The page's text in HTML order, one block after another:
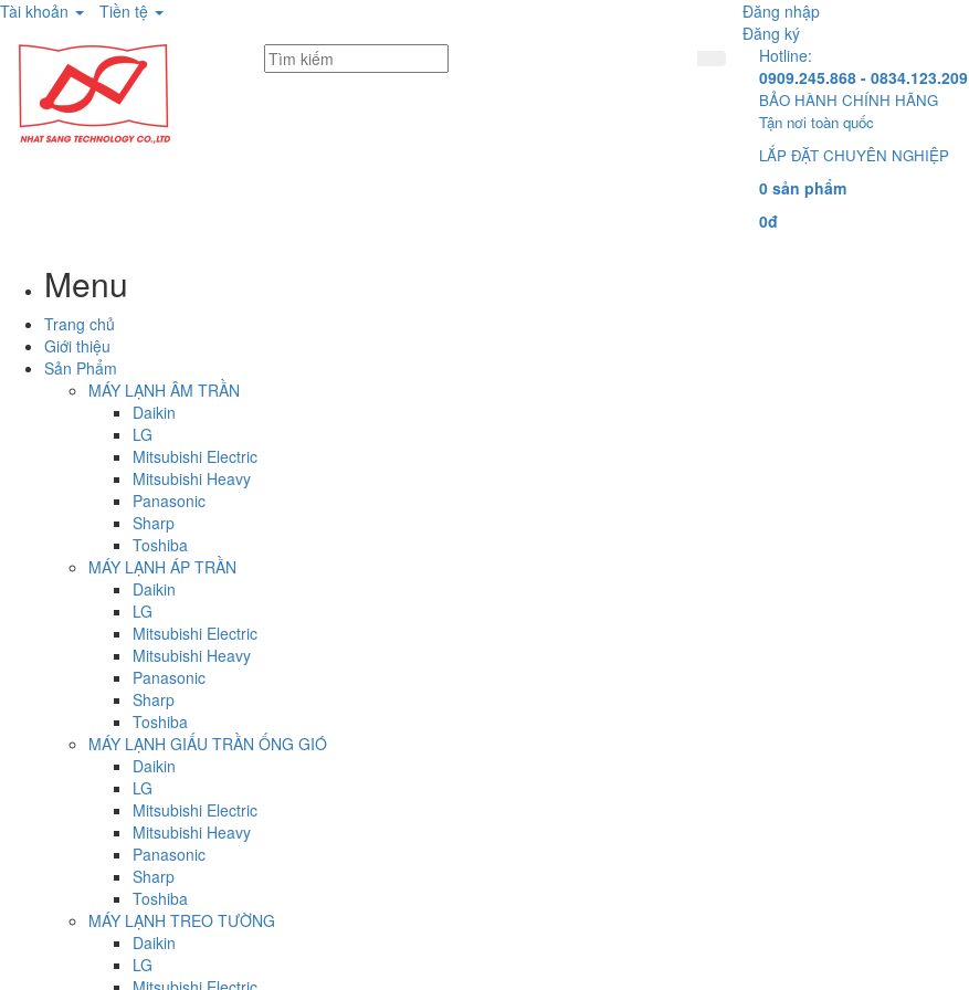
Tài khoản Tiền tệ
Đăng nhập
Đăng ký
Hotline:
0909.245.868 - 0834.123.209
BẢO HÀNH CHÍNH HÃNG
Tận nơi toàn quốc
LẮP ĐẶT CHUYÊN NGHIỆP
0 sản phẩm
0đ
Menu
Trang chủ
Giới thiệu
Sản Phẩm
MÁY LẠNH ÂM TRẦN
Daikin
LG
Mitsubishi Electric
Mitsubishi Heavy
Panasonic
Sharp
Toshiba
MÁY LẠNH ÁP TRẦN
Daikin
LG
Mitsubishi Electric
Mitsubishi Heavy
Panasonic
Sharp
Toshiba
MÁY LẠNH GIẤU TRẦN ỐNG GIÓ
Daikin
LG
Mitsubishi Electric
Mitsubishi Heavy
Panasonic
Sharp
Toshiba
MÁY LẠNH TREO TƯỜNG
Daikin
LG